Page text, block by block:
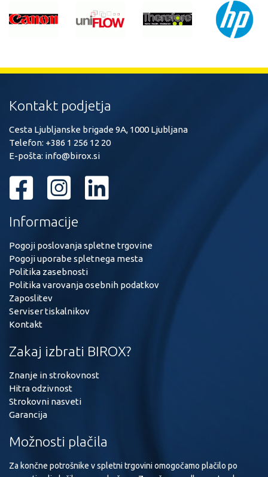
Kontakt podjetja
Cesta Ljubljanske brigade 9A, 1000 Ljubljana
Telefon: +386 1 256 12 20
E-pošta: info@birox.si
Informacije
Pogoji poslovanja spletne trgovine
Pogoji uporabe spletnega mesta
Politika zasebnosti
Politika varovanja osebnih podatkov
Zaposlitev
Serviser tiskalnikov
Kontakt
Zakaj izbrati BIROX?
Znanje in strokovnost
Hitra odzivnost
Strokovni nasveti
Garancija
Možnosti plačila
Za končne potrošnike v spletni trgovini omogočamo plačilo po